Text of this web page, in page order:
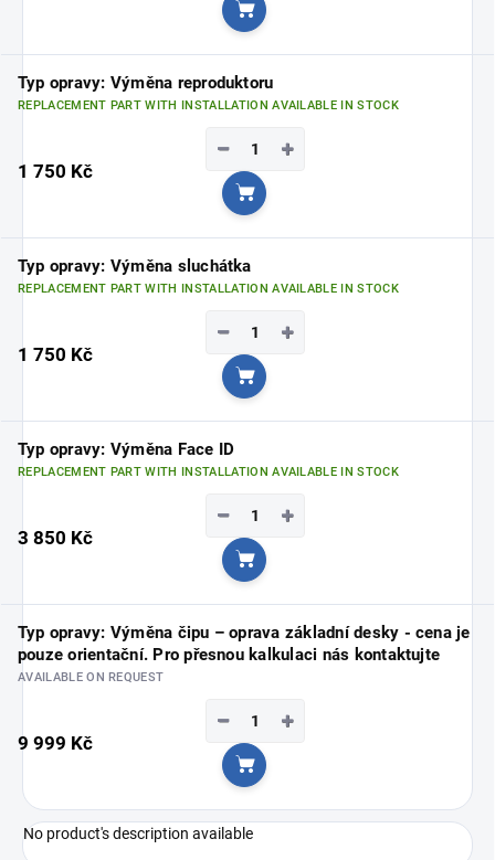
Add to cart
Typ opravy: Výměna reproduktoru
REPLACEMENT PART WITH INSTALLATION AVAILABLE IN STOCK
1 750 Kč
+
−
Add to cart
Typ opravy: Výměna sluchátka
REPLACEMENT PART WITH INSTALLATION AVAILABLE IN STOCK
1 750 Kč
+
−
Add to cart
Typ opravy: Výměna Face ID
REPLACEMENT PART WITH INSTALLATION AVAILABLE IN STOCK
3 850 Kč
+
−
Add to cart
Typ opravy: Výměna čipu – oprava základní desky - cena je
pouze orientační. Pro přesnou kalkulaci nás kontaktujte
AVAILABLE ON REQUEST
9 999 Kč
+
−
Add to cart
No product's description available